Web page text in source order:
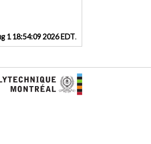
1 18:54:09 2026 EDT.